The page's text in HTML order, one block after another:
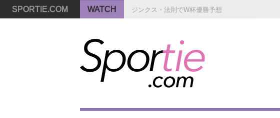
SPORTIE.COM WATCH ジンクス・法則でW杯優勝予想